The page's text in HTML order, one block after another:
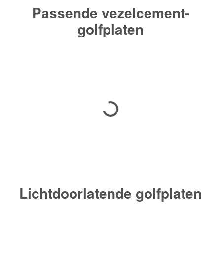
Passende vezelcement-
golfplaten
Lichtdoorlatende golfplaten